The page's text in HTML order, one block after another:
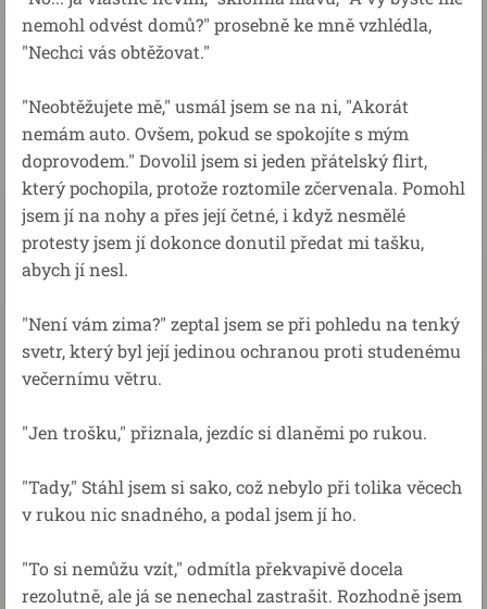
nemohl odvést domů?" prosebně ke mně vzhlédla,
"Nechci vás obtěžovat."
"Neobtěžujete mě," usmál jsem se na ni, "Akorát
nemám auto. Ovšem, pokud se spokojíte s mým
doprovodem." Dovolil jsem si jeden přátelský flirt,
který pochopila, protože roztomile zčervenala. Pomohl
jsem jí na nohy a přes její četné, i když nesmělé
protesty jsem jí dokonce donutil předat mi tašku,
abych jí nesl.
"Není vám zima?" zeptal jsem se při pohledu na tenký
svetr, který byl její jedinou ochranou proti studenému
večernímu větru.
"Jen trošku," přiznala, jezdíc si dlaněmi po rukou.
"Tady," Stáhl jsem si sako, což nebylo při tolika věcech
v rukou nic snadného, a podal jsem jí ho.
"To si nemůžu vzít," odmítla překvapivě docela
rezolutně, ale já se nenechal zastrašit. Rozhodně jsem